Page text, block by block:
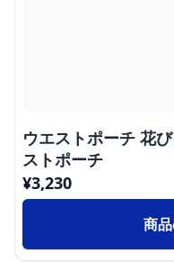
ウエストポーチ 花
ストポーチ
¥3,230
商